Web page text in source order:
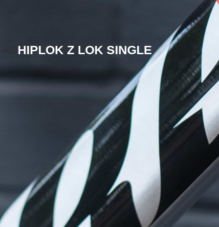
HIPLOK Z LOK SINGLE